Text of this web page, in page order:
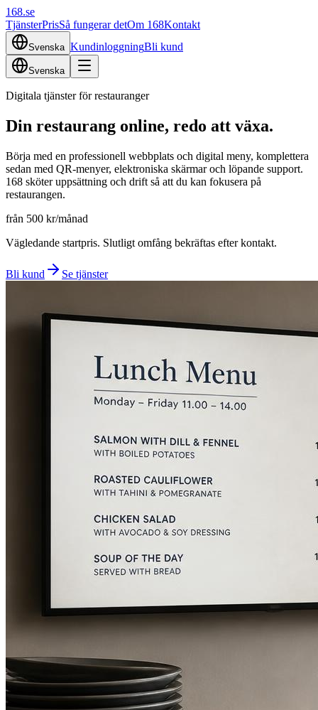
168.se
TjänsterPrisSå fungerar detOm 168Kontakt
Svenska KundinloggningBli kund
Svenska
Digitala tjänster för restauranger
Din restaurang online, redo att växa.
Börja med en professionell webbplats och digital meny, komplettera
sedan med QR-menyer, elektroniska skärmar och löpande support.
168 sköter uppsättning och drift så att du kan fokusera på
restaurangen.
från 500 kr/månad
Vägledande startpris. Slutligt omfång bekräftas efter kontakt.
Bli kund Se tjänster